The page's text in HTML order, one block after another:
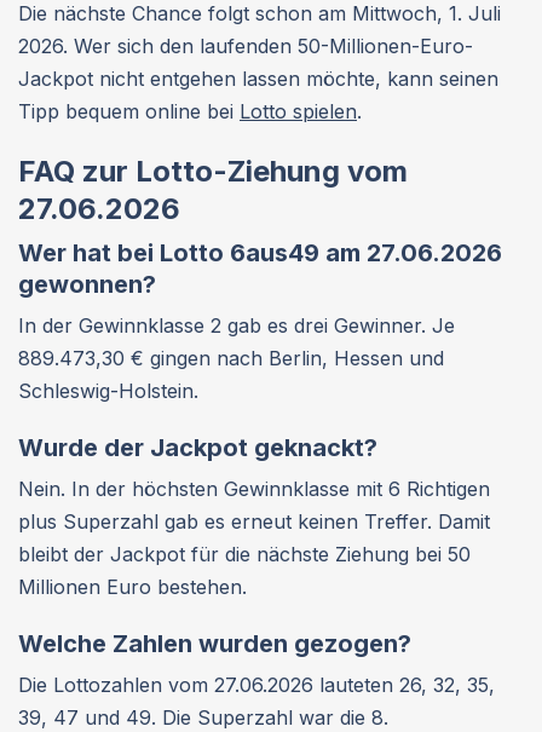
Die nächste Chance folgt schon am Mittwoch, 1. Juli
2026. Wer sich den laufenden 50-Millionen-Euro-
Jackpot nicht entgehen lassen möchte, kann seinen
Tipp bequem online bei Lotto spielen.
FAQ zur Lotto-Ziehung vom
27.06.2026
Wer hat bei Lotto 6aus49 am 27.06.2026
gewonnen?
In der Gewinnklasse 2 gab es drei Gewinner. Je
889.473,30 € gingen nach Berlin, Hessen und
Schleswig-Holstein.
Wurde der Jackpot geknackt?
Nein. In der höchsten Gewinnklasse mit 6 Richtigen
plus Superzahl gab es erneut keinen Treffer. Damit
bleibt der Jackpot für die nächste Ziehung bei 50
Millionen Euro bestehen.
Welche Zahlen wurden gezogen?
Die Lottozahlen vom 27.06.2026 lauteten 26, 32, 35,
39, 47 und 49. Die Superzahl war die 8.